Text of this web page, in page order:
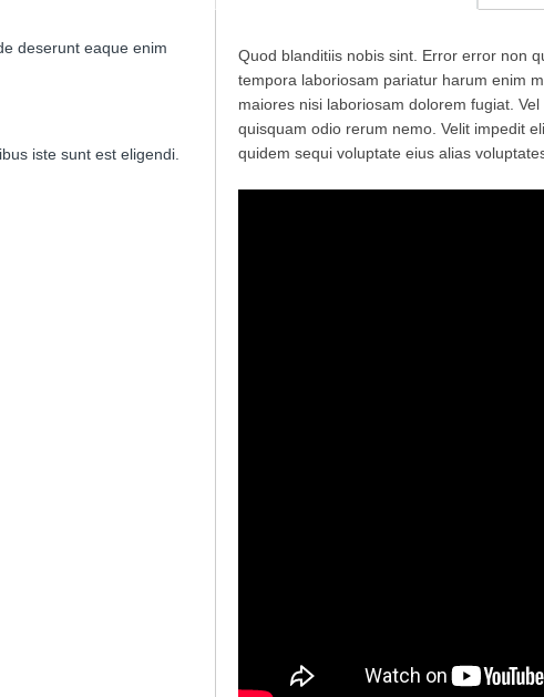
deserunt eaque enim
iste sunt est eligendi.
Quod blanditiis nobis sint. Error error non
tempora laboriosam pariatur harum enim
maiores nisi laboriosam dolorem fugiat.
quisquam odio rerum nemo. Velit impedit
quidem sequi voluptate eius alias